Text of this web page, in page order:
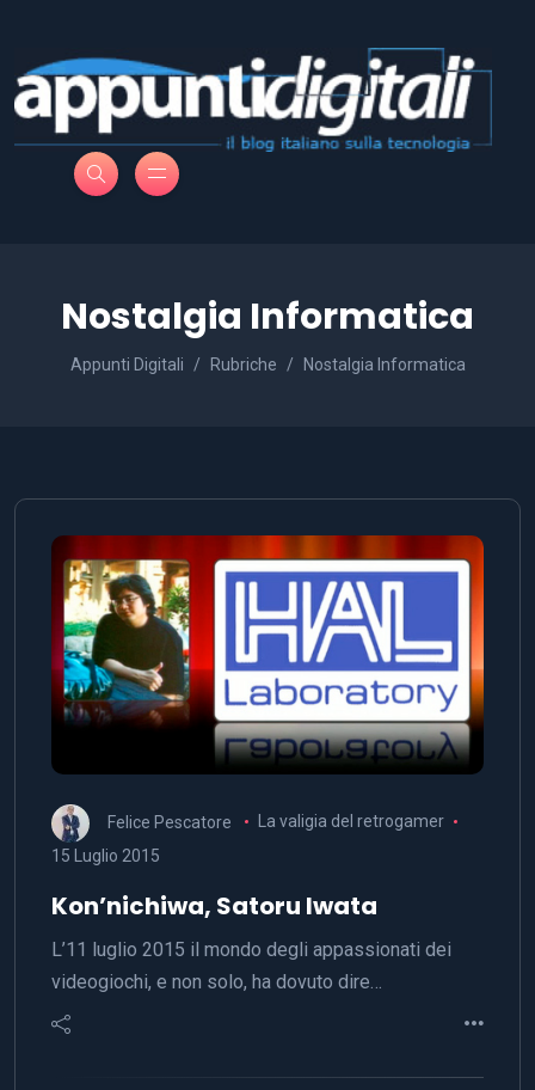
Nostalgia Informatica
Appunti Digitali Rubriche Nostalgia Informatica
Felice Pescatore
La valigia del retrogamer
15 Luglio 2015
Kon’nichiwa, Satoru Iwata
L’11 luglio 2015 il mondo degli appassionati dei
videogiochi, e non solo, ha dovuto dire…